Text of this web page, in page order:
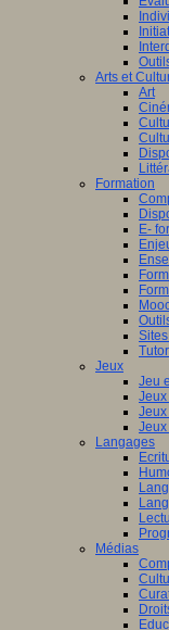
Arts et
Art
Formation
E-
Jeux
Jeu
Langages
Médias